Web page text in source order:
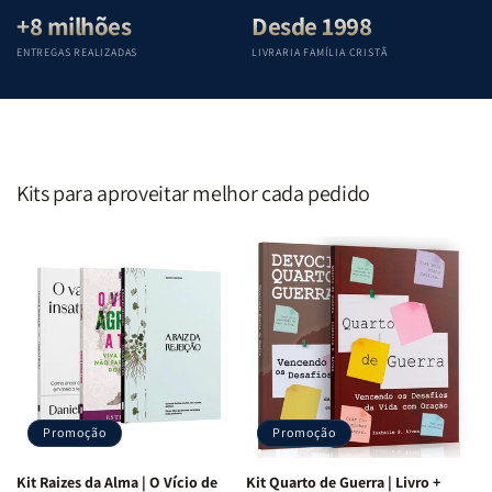
+8 milhões
ENTREGAS REALIZADAS
Desde 1998
LIVRARIA FAMÍLIA CRISTÃ
Kits para aproveitar melhor cada pedido
Promoção
Kit Raizes da Alma | O Vício de
Promoção
Kit Quarto de Guerra | Livro +